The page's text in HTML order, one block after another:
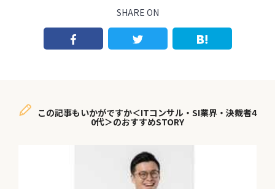
SHARE ON
この記事もいかがですか＜ITコンサル・SI業界・決裁者4
0代＞のおすすめSTORY